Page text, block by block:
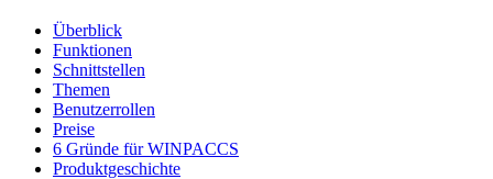
Überblick
Funktionen
Schnittstellen
Themen
Benutzerrollen
Preise
6 Gründe für WINPACCS
Produktgeschichte